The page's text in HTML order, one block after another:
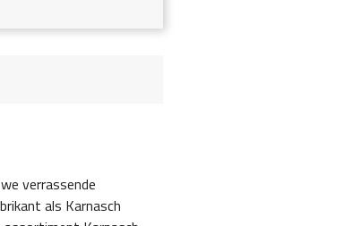
verrassende
als Karnasch